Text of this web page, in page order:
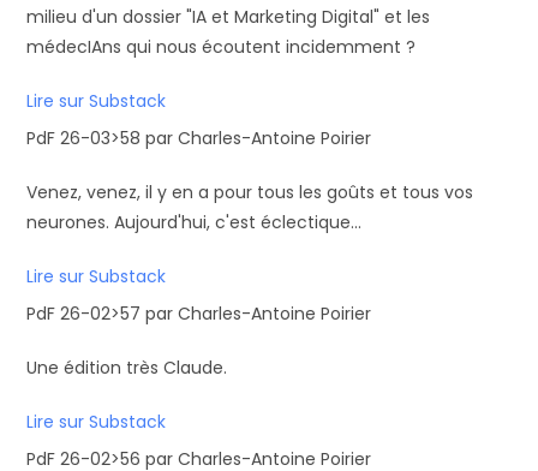
milieu d'un dossier "IA et Marketing Digital" et les
médecIAns qui nous écoutent incidemment ?
Lire sur Substack
PdF 26-03>58 par Charles-Antoine Poirier
Venez, venez, il y en a pour tous les goûts et tous vos
neurones. Aujourd'hui, c'est éclectique...
Lire sur Substack
PdF 26-02>57 par Charles-Antoine Poirier
Une édition très Claude.
Lire sur Substack
PdF 26-02>56 par Charles-Antoine Poirier